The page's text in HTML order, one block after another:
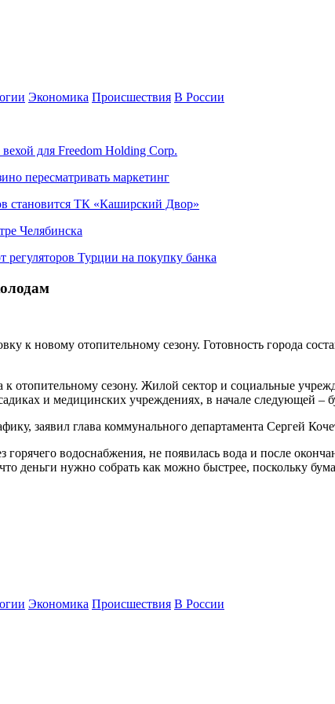
Экономика Происшествия В России
для Freedom Holding Corp.
пересматривать маркетинг
становится ТК «Каширский Двор»
Челябинска
регуляторов Турции на покупку банка
к новому отопительному сезону. Готовность города
отопительному сезону. Жилой сектор и социальные
и медицинских учреждениях, в начале следующей –
заявил глава коммунального департамента Сергей
горячего водоснабжения, не появилась вода и после
деньги нужно собрать как можно быстрее, поскольку
Экономика Происшествия В России